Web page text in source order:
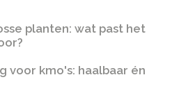
planten: wat past het
voor kmo's: haalbaar én